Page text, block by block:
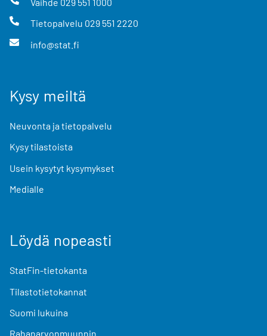
Tietopalvelu 029 551 2220
info@stat.fi
Kysy meiltä
Neuvonta ja tietopalvelu
Kysy tilastoista
Usein kysytyt kysymykset
Medialle
Löydä nopeasti
StatFin-tietokanta
Tilastotietokannat
Suomi lukuina
Rahanarvonmuunnin